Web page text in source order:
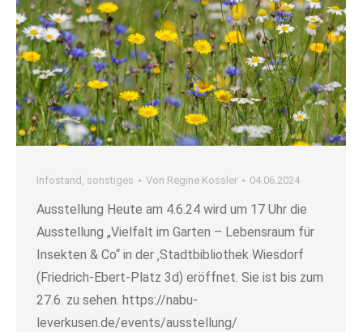
Infostand , sonstiges Von Regine Kossler 04.06.2024
Ausstellung Heute am 4.6.24 wird um 17 Uhr die
Ausstellung „Vielfalt im Garten – Lebensraum für
Insekten & Co“ in der ‚Stadtbibliothek Wiesdorf
(Friedrich-Ebert-Platz 3d) eröffnet. Sie ist bis zum
27.6. zu sehen. https://nabu-
leverkusen.de/events/ausstellung/